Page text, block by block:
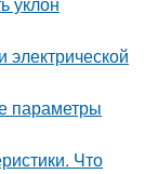
параметры
Что